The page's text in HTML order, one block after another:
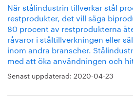
När stålindustrin tillverkar stål
restprodukter, det vill säga
80 procent av restprodukterna
råvaror i ståltillverkningen eller
inom andra branscher.
med att öka användningen och
Senast uppdaterad: 2020-04-23